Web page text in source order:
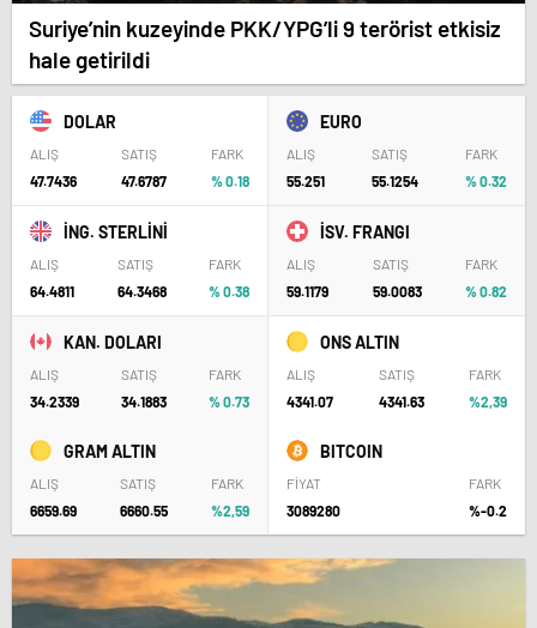
Suriye’nin kuzeyinde PKK/YPG’li 9 terörist etkisiz
hale getirildi
DOLAR
ALIŞ
47.7436
SATIŞ
47.6787
FARK
% 0.18
EURO
ALIŞ
55.251
SATIŞ
55.1254
FARK
% 0.32
İNG. STERLİNİ
ALIŞ
64.4811
SATIŞ
64.3468
FARK
% 0.38
İSV. FRANGI
ALIŞ
59.1179
SATIŞ
59.0083
FARK
% 0.82
KAN. DOLARI
ALIŞ
34.2339
SATIŞ
34.1883
FARK
% 0.73
ONS ALTIN
ALIŞ
4341.07
SATIŞ
4341.63
FARK
%2,39
GRAM ALTIN
ALIŞ
6659.69
SATIŞ
6660.55
FARK
%2,59
BITCOIN
FİYAT
3089280
FARK
%-0.2